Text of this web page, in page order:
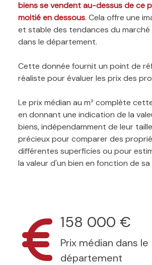
biens se vendent au-dessus de ce
moitié en dessous. Cela offre une
et stable des tendances du marché
dans le département.
Cette donnée fournit un point de
réaliste pour évaluer les prix des
Le prix médian au m² complète
en donnant une indication de la
biens, indépendamment de leur
précieux pour comparer des
différentes superficies ou pour
la valeur d'un bien en fonction de sa
158 000 €
Prix médian dans le
département